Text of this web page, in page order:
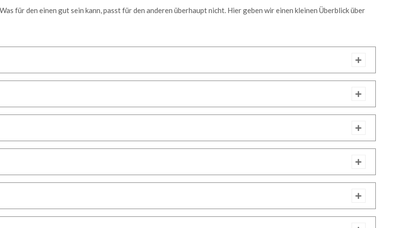
für den einen gut sein kann, passt für den anderen überhaupt nicht. Hier geben wir einen kleinen Überblick über